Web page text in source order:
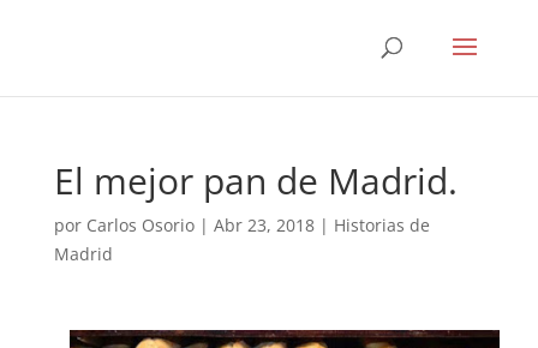
El mejor pan de Madrid.
por Carlos Osorio| Abr 23, 2018| Historias de
Madrid